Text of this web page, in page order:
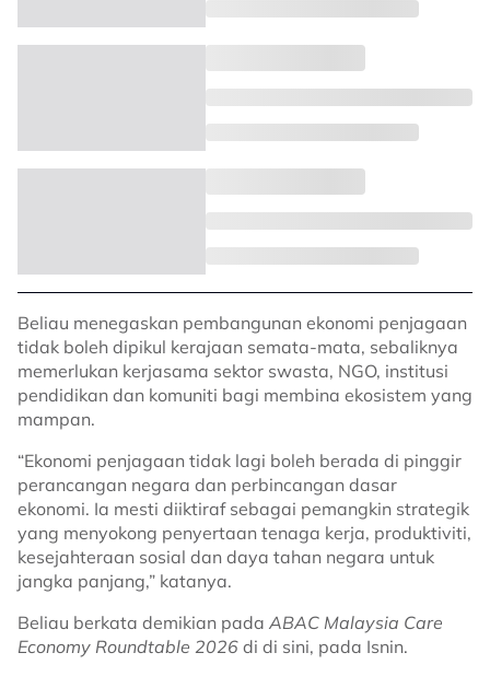
Beliau menegaskan pembangunan ekonomi penjagaan
tidak boleh dipikul kerajaan semata-mata, sebaliknya
memerlukan kerjasama sektor swasta, NGO, institusi
pendidikan dan komuniti bagi membina ekosistem yang
mampan.
“Ekonomi penjagaan tidak lagi boleh berada di pinggir
perancangan negara dan perbincangan dasar
ekonomi. Ia mesti diiktiraf sebagai pemangkin strategik
yang menyokong penyertaan tenaga kerja, produktiviti,
kesejahteraan sosial dan daya tahan negara untuk
jangka panjang,” katanya.
Beliau berkata demikian pada ABAC Malaysia Care
Economy Roundtable 2026 di di sini, pada Isnin.